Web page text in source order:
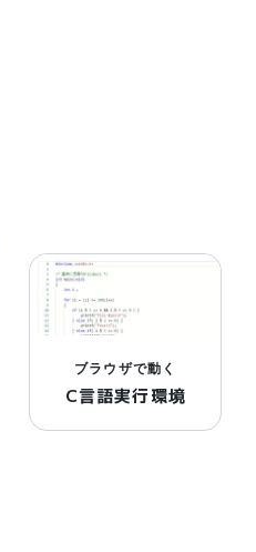
ブラウザで動く
C言語実行環境